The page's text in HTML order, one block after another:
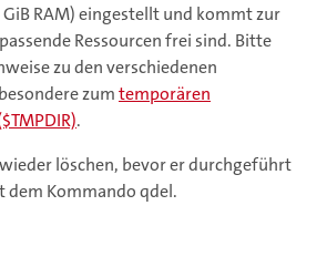
GiB RAM) eingestellt und kommt zur
Ressourcen frei sind. Bitte
zu den verschiedenen
zumtemporären
.
löschen, bevor er durchgeführt
dem Kommando qdel.